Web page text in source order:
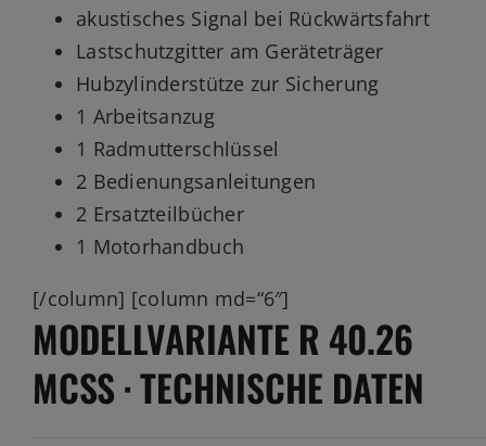
akustisches Signal bei Rückwärtsfahrt
Lastschutzgitter am Geräteträger
Hubzylinderstütze zur Sicherung
1 Arbeitsanzug
1 Radmutterschlüssel
2 Bedienungsanleitungen
2 Ersatzteilbücher
1 Motorhandbuch
[/column] [column md=“6″]
MODELLVARIANTE R 40.26
MCSS · TECHNISCHE DATEN